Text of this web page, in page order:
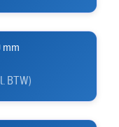
mm
BTW)